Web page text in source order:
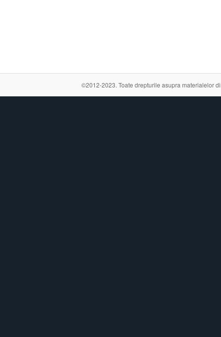
©2012-2023. Toate drepturile asupra materialelor